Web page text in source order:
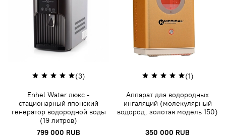
(3)
Enhel Water люкс -
стационарный японский
генератор водородной воды
(19 литров)
799 000 RUB
(1)
Аппарат для водородных
ингаляций (молекулярный
водород, золотая модель 150)
350 000 RUB